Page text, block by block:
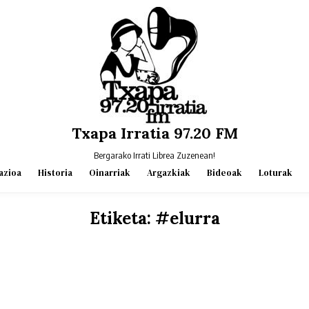
Txapa Irratia 97.20 FM
Bergarako Irrati Librea Zuzenean!
Historia Oinarriak Argazkiak Bideoak Loturak
Etiketa: #elurra